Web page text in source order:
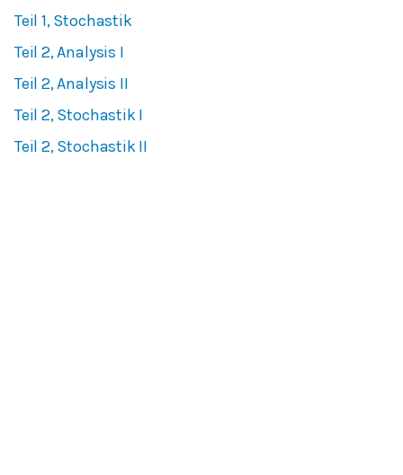
Teil 1, Stochastik
Teil 2, Analysis I
Teil 2, Analysis II
Teil 2, Stochastik I
Teil 2, Stochastik II